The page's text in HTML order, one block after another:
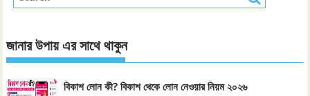
জানার উপায় এর সাথে থাকুন
বিকাশ লোন কী? বিকাশ থেকে লোন নেওয়ার নিয়ম ২০২৬